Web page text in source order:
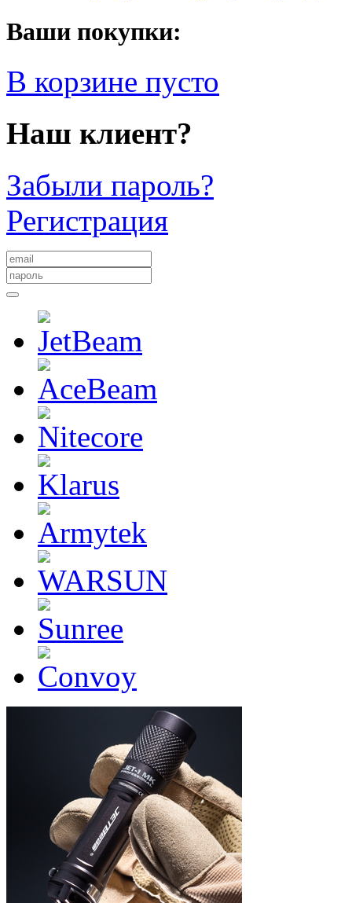
Ваши покупки:
В корзине пусто
Наш клиент?
Забыли пароль?
Регистрация